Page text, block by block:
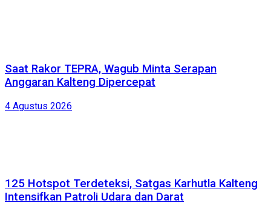
Saat Rakor TEPRA, Wagub Minta Serapan
Anggaran Kalteng Dipercepat
4 Agustus 2026
125 Hotspot Terdeteksi, Satgas Karhutla Kalteng
Intensifkan Patroli Udara dan Darat